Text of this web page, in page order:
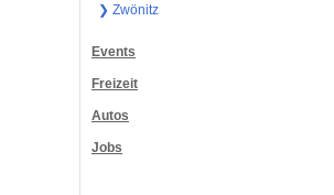
❯ Zwönitz
Events
Freizeit
Autos
Jobs